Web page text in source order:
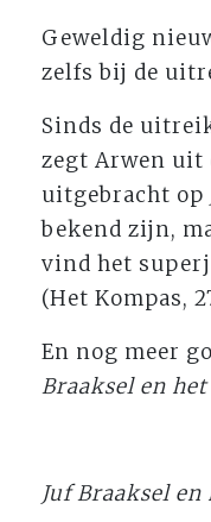
Geweldig
zelfs bij de
Sinds de
zegt Arwen uit
uitgebracht op
bekend zijn,
vind het
(Het Kompas,
En nog meer
Braaksel en
Juf Braaksel